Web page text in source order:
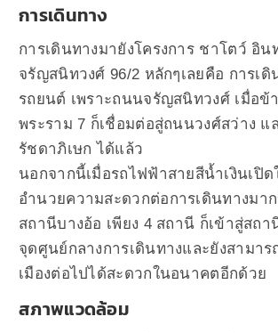
การเดินทาง
การเดินทางมายังโครงการ ชาโตว์ อิน
จรัญสนิทวงศ์ 96/2 หลักๆเลยคือ การเดิ
รถยนต์ เพราะถนนจรัญสนิทวงศ์ เมื่อข้
พระราม 7 ก็เชื่อมต่อสู่ถนนวงศ์สว่าง แ
รัชดาภิเษก ได้แล้ว
นอกจากนี้เมื่อรถไฟฟ้าสายสีน้ำเงินเปิด
อำนวยความสะดวกต่อการเดินทางมา
สถานีบางอ้อ เพียง 4 สถานี ก็เข้าสู่สถ
จุดศูนย์กลางการเดินทางและยังสามาร
เมืองต่อไปได้สะดวกในอนาคตอีกด้วย
สภาพแวดล้อม